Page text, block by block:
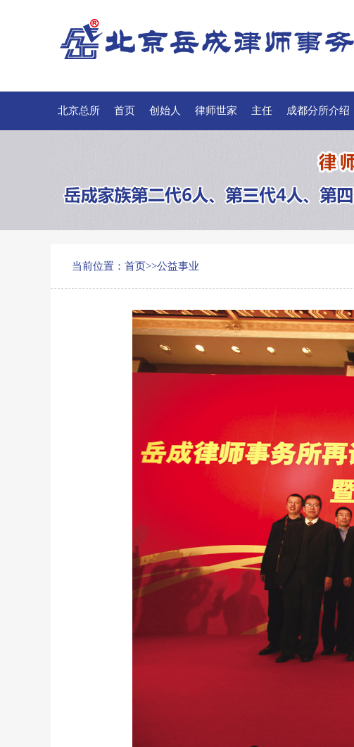
北京总所 首页 创始人 律师世家 主任 成都分所介绍
当前位置： 首页>>公益事业